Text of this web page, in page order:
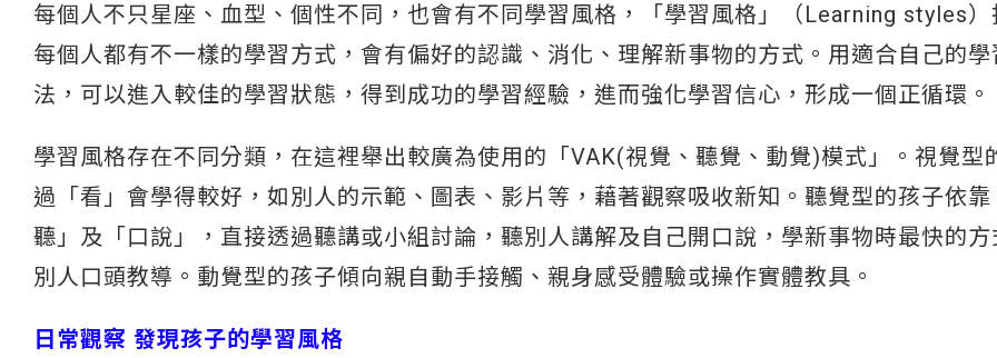
每個人不只星座、血型、個性不同，也會有不同學習風格，「學習風格」（Learning styles）
每個人都有不一樣的學習方式，會有偏好的認識、消化、理解新事物的方式。用適合自己的學
法，可以進入較佳的學習狀態，得到成功的學習經驗，進而強化學習信心，形成一個正循環。
學習風格存在不同分類，在這裡舉出較廣為使用的「VAK(視覺、聽覺、動覺)模式」。視覺型
過「看」會學得較好，如別人的示範、圖表、影片等，藉著觀察吸收新知。聽覺型的孩子依靠
聽」及「口說」，直接透過聽講或小組討論，聽別人講解及自己開口說，學新事物時最快的方
別人口頭教導。動覺型的孩子傾向親自動手接觸、親身感受體驗或操作實體教具。
日常觀察 發現孩子的學習風格